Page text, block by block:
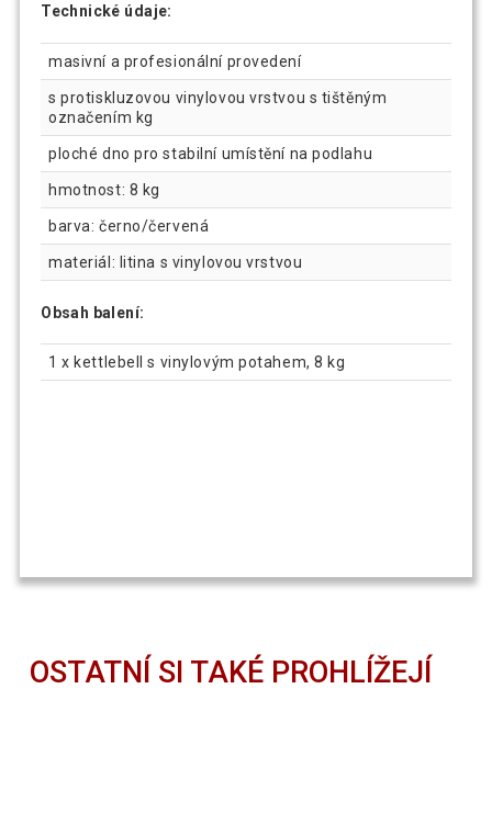
Technické údaje:
masivní a profesionální provedení
s protiskluzovou vinylovou vrstvou s tištěným
označením kg
ploché dno pro stabilní umístění na podlahu
hmotnost: 8 kg
barva: černo/červená
materiál: litina s vinylovou vrstvou
Obsah balení:
1 x kettlebell s vinylovým potahem, 8 kg
OSTATNÍ SI TAKÉ PROHLÍŽEJÍ